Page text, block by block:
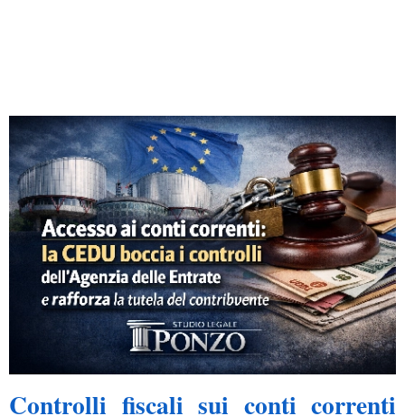
Controlli fiscali sui conti correnti